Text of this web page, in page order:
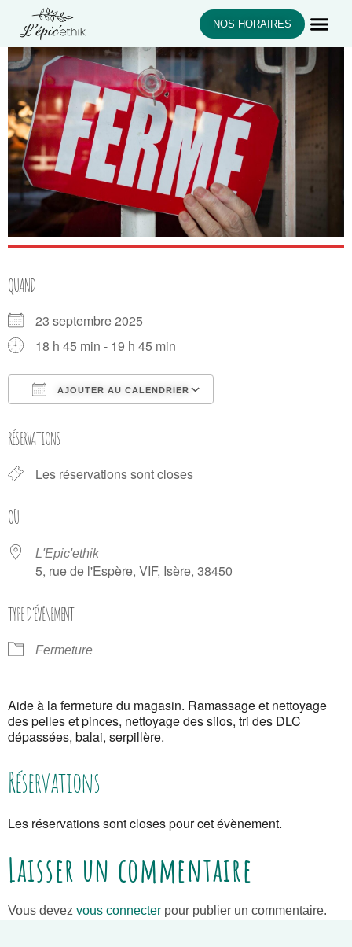
NOS HORAIRES
QUAND
23 septembre 2025
18 h 45 min - 19 h 45 min
AJOUTER AU CALENDRIER
RÉSERVATIONS
Les réservations sont closes
OÙ
L'Epic'ethik
5, rue de l'Espère, VIF, Isère, 38450
TYPE D’ÉVÈNEMENT
Fermeture
Aide à la fermeture du magasin. Ramassage et nettoyage
des pelles et pinces, nettoyage des silos, tri des DLC
dépassées, balai, serpillère.
Réservations
Les réservations sont closes pour cet évènement.
Laisser un commentaire
Vous devez vous connecter pour publier un commentaire.